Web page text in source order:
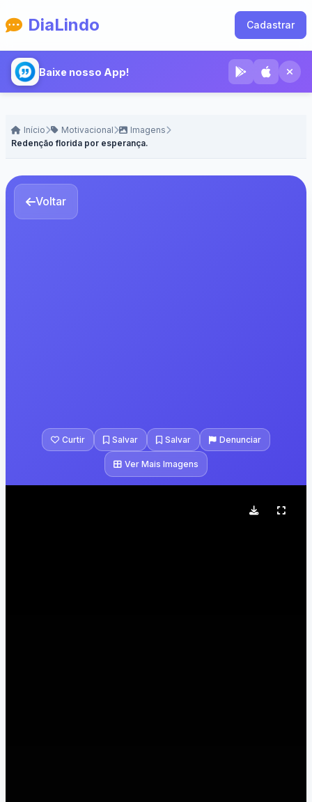
DiaLindo Cadastrar
Baixe nosso App!
Início Motivacional
Imagens
Redenção florida por esperança.
Voltar
Curtir Salvar Salvar Denunciar
Ver Mais Imagens